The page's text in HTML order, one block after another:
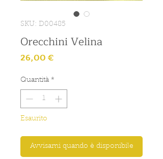
SKU: D00485
Orecchini Velina
26,00 €Prezzo
Quantità *
Esaurito
Avvisami quando è disponibile